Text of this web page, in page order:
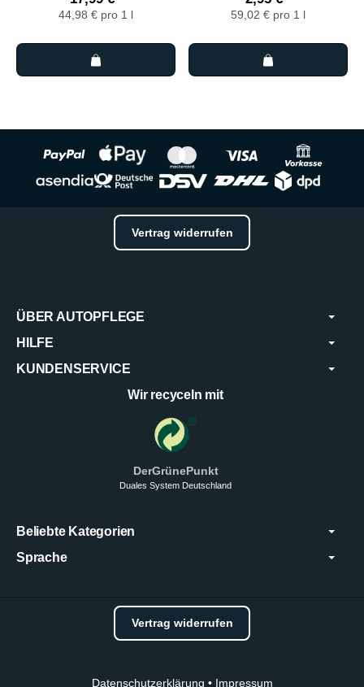
44,98 € pro 1 l
59,02 € pro 1 l
Vertrag widerrufen
ÜBER AUTOPFLEGE
HILFE
KUNDENSERVICE
Wir recyceln mit
DerGrünePunkt
Duales System Deutschland
Beliebte Kategorien
Sprache
Vertrag widerrufen
Datenschutzerklärung • Impressum